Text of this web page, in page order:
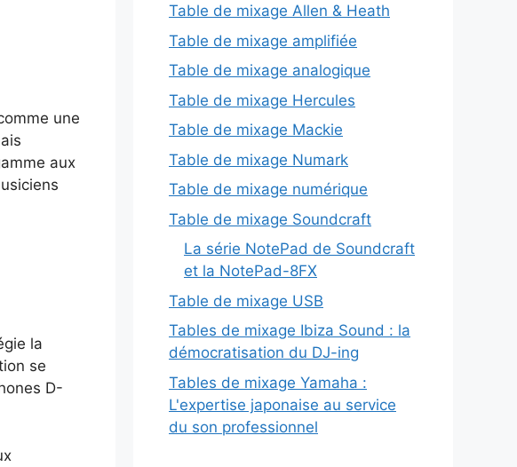
une
aux
la
se
D-
Table de mixage Allen & Heath
Table de mixage amplifiée
Table de mixage analogique
Table de mixage Hercules
Table de mixage Mackie
Table de mixage Numark
Table de mixage numérique
Table de mixage Soundcraft
La série NotePad de Soundcraft
et la NotePad-8FX
Table de mixage USB
Tables de mixage Ibiza Sound : la
démocratisation du DJ-ing
Tables de mixage Yamaha :
L'expertise japonaise au service
du son professionnel